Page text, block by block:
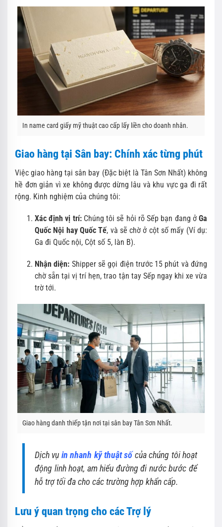
In name card giấy mỹ thuật cao cấp lấy liền cho doanh nhân.
Giao hàng tại Sân bay: Chính xác từng phút
Việc giao hàng tại sân bay (Đặc biệt là Tân Sơn Nhất) không
hề đơn giản vì xe không được dừng lâu và khu vực ga đi rất
rộng. Kinh nghiệm của chúng tôi:
Xác định vị trí:Chúng tôi sẽ hỏi rõ Sếp bạn đang ởGa
Quốc Nội hay Quốc Tế, và sẽ chờ ở cột số mấy (Ví dụ:
Ga đi Quốc nội, Cột số 5, làn B).
Nhận diện: Shipper sẽ gọi điện trước 15 phút và đứng
chờ sẵn tại vị trí hẹn, trao tận tay Sếp ngay khi xe vừa
trờ tới.
Giao hàng danh thiếp tận nơi tại sân bay Tân Sơn Nhất.
Dịch vụ in nhanh kỹ thuật sốcủa chúng tôi hoạt
động linh hoạt, am hiểu đường đi nước bước để
hỗ trợ tối đa cho các trường hợp khẩn cấp.
Lưu ý quan trọng cho các Trợ lý